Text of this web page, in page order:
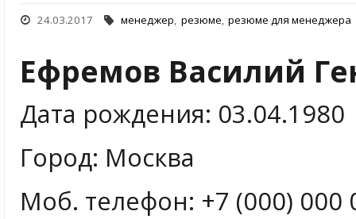
24.03.2017 менеджер, резюме, резюме для менеджера
Ефремов Василий
Дата рождения: 03.04.1980
Город: Москва
Моб. телефон: +7 (000) 000